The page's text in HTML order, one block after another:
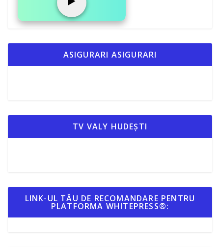
ASIGURARI ASIGURARI
TV VALY HUDEȘTI
LINK-UL TĂU DE RECOMANDARE PENTRU
PLATFORMA WHITEPRESS®: